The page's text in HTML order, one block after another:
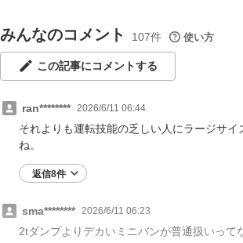
みんなのコメント 107件 使い方
この記事にコメントする
ran******** 2026/6/11 06:44
それよりも運転技能の乏しい人にラージサ
ね。
返信8件
sma******** 2026/6/11 06:23
2tダンプよりデカいミニバンが普通扱いって